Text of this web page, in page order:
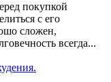
покупкой
с его
сложен,
всегда...